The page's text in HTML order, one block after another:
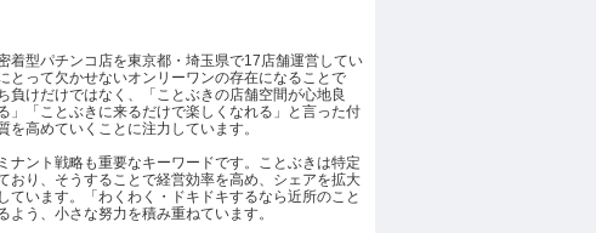
着型パチンコ店を東京都・埼玉県で17店舗運営してい
とって欠かせないオンリーワンの存在になることで
負けだけではなく、「ことぶきの店舗空間が心地良
」「ことぶきに来るだけで楽しくなれる」と言った付
高めていくことに注力しています。
ナント戦略も重要なキーワードです。ことぶきは特定
おり、そうすることで経営効率を高め、シェアを拡大
ています。「わくわく・ドキドキするなら近所のこと
う、小さな努力を積み重ねています。